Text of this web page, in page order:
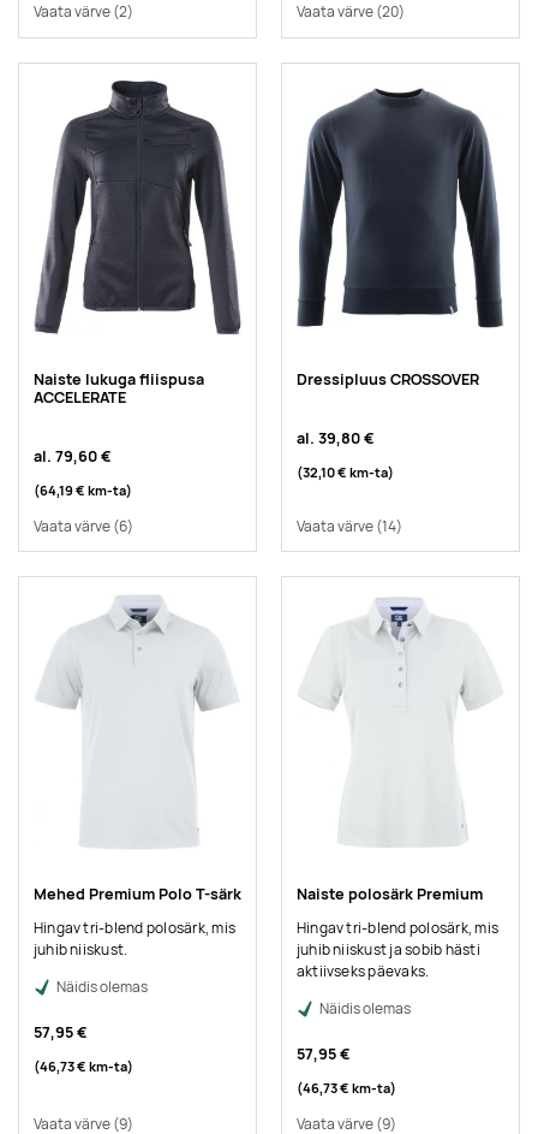
Vaata värve(2) Vaata värve(20)
Naiste lukuga fliispusa
ACCELERATE
al. 79,60 €
(64,19 € km-ta)
Vaata värve(6)
Dressipluus CROSSOVER
al. 39,80 €
(32,10 € km-ta)
Vaata värve(14)
Mehed Premium Polo T-särk
Hingav tri-blend polosärk, mis
juhib niiskust.
Näidis olemas
57,95 €
(46,73 € km-ta)
Vaata värve(9)
Naiste polosärk Premium
Hingav tri-blend polosärk, mis
juhib niiskust ja sobib hästi
aktiivseks päevaks.
Näidis olemas
57,95 €
(46,73 € km-ta)
Vaata värve(9)